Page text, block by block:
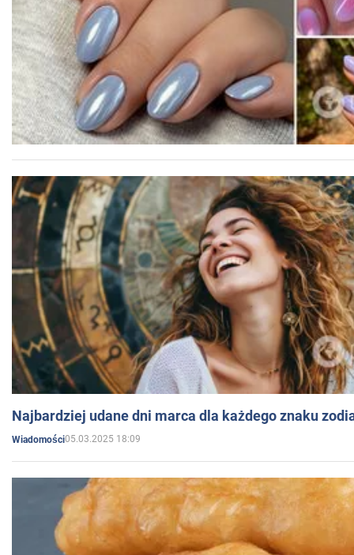
Najbardziej udane dni marca dla każdego znaku
Wiadomości05.03.2025 18:09